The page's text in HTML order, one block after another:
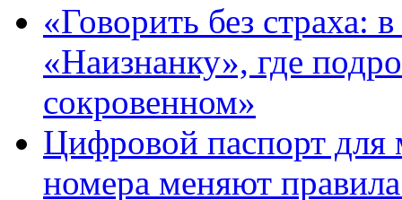
«Говорить без страха:
«Наизнанку», где
сокровенном»
Цифровой паспорт для
номера меняют